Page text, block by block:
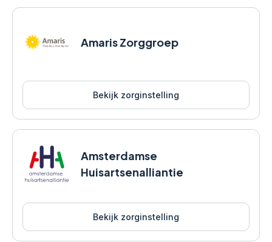
Amaris Zorggroep
Bekijk zorginstelling
Amsterdamse
Huisartsenalliantie
Bekijk zorginstelling